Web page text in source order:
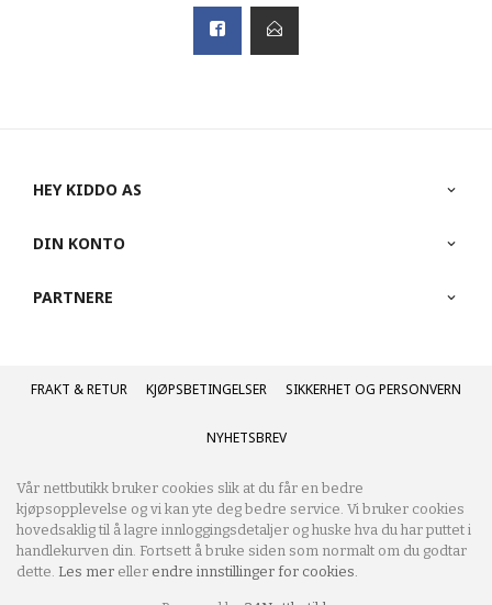
HEY KIDDO AS
DIN KONTO
PARTNERE
FRAKT KJØPSBETINGELSER SIKKERHET OG PERSONVERN
NYHETSBREV
Vår nettbutikk bruker cookies slik at du får en bedre
kjøpsopplevelse og vi kan yte deg bedre service. Vi bruker cookies
hovedsaklig til å lagre innloggingsdetaljer og huske hva du har puttet i
handlekurven din. Fortsett å bruke siden som normalt om du godtar
dette. Les mer eller endre innstillinger for cookies.